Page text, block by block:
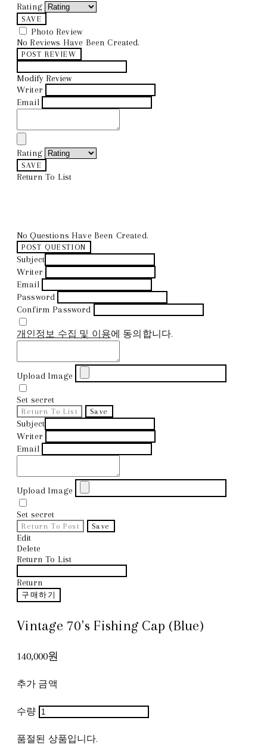
Rating
SAVE
Photo Review
No Reviews Have Been Created.
POST REVIEW
Modify Review
Writer
Email
Rating
SAVE
Return To List
No Questions Have Been Created.
POST QUESTION
Subject
Writer
Email
Password
Confirm Password
개인정보 수집 및 이용에 동의합니다.
Upload Image
Set secret
Return To List Save
Subject
Writer
Email
Upload Image
Set secret
Return To Post Save
Edit
Delete
Return To List
Return
구매하기
Vintage 70's Fishing Cap (Blue)
140,000원
추가 금액
수량
품절된 상품입니다.